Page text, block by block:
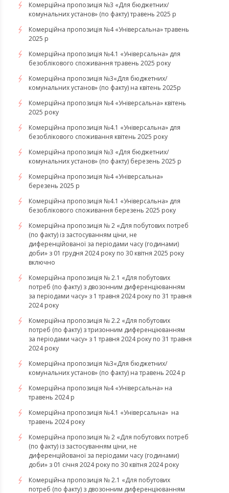
Комерційна пропозиція №3 «Для бюджетних/
комунальних установ» (по факту) травень 2025 р
Комерційна пропозиція №4 «Універсальна» травень
2025 р
Комерційна пропозиція №4.1 «Універсальна» для
безоблікового споживання травень 2025 року
Комерційна пропозиція №3«Для бюджетних/
комунальних установ» (по факту) на квітень 2025р
Комерційна пропозиція №4 «Універсальна» квітень
2025 року
Комерційна пропозиція №4.1 «Універсальна» для
безоблікового споживання квітень 2025 року
Комерційна пропозиція №3 «Для бюджетних/
комунальних установ» (по факту) березень 2025 р
Комерційна пропозиція №4 «Універсальна»
березень 2025 р
Комерційна пропозиція №4.1 «Універсальна» для
безоблікового споживання березень 2025 року
Комерційна пропозиція № 2 «Для побутових потреб
(по факту) із застосуванням ціни, не
диференційованої за періодами часу (годинами)
доби» з 01 грудня 2024 року по 30 квітня 2025 року
включно
Комерційна пропозиція № 2.1 «Для побутових
потреб (по факту) з двозонним диференціюванням
за періодами часу» з 1 травня 2024 року по 31 травня
2024 року
Комерційна пропозиція № 2.2 «Для побутових
потреб (по факту) з тризонним диференціюванням
за періодами часу» з 1 травня 2024 року по 31 травня
2024 року
Комерційна пропозиція №3«Для бюджетних/
комунальних установ» (по факту) на травень 2024 р
Комерційна пропозиція №4 «Універсальна» на
травень 2024 р
Комерційна пропозиція №4.1 «Універсальна» на
травень 2024 року
Комерційна пропозиція № 2 «Для побутових потреб
(по факту) із застосуванням ціни, не
диференційованої за періодами часу (годинами)
доби» з 01 січня 2024 року по 30 квітня 2024 року
Комерційна пропозиція № 2.1 «Для побутових
потреб (по факту) з двозонним диференціюванням